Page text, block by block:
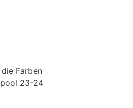
Farben
23-24